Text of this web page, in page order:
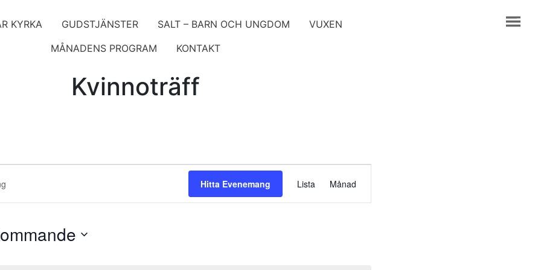
KYRKA GUDSTJÄNSTER SALT – BARN OCH UNGDOM
VUXEN
MÅNADENS PROGRAM
KONTAKT
Kvinnoträff
Hitta Evenemang
vynavigering
Lista Månad